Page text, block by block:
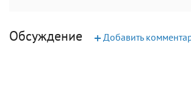
Обсуждение +Добавить